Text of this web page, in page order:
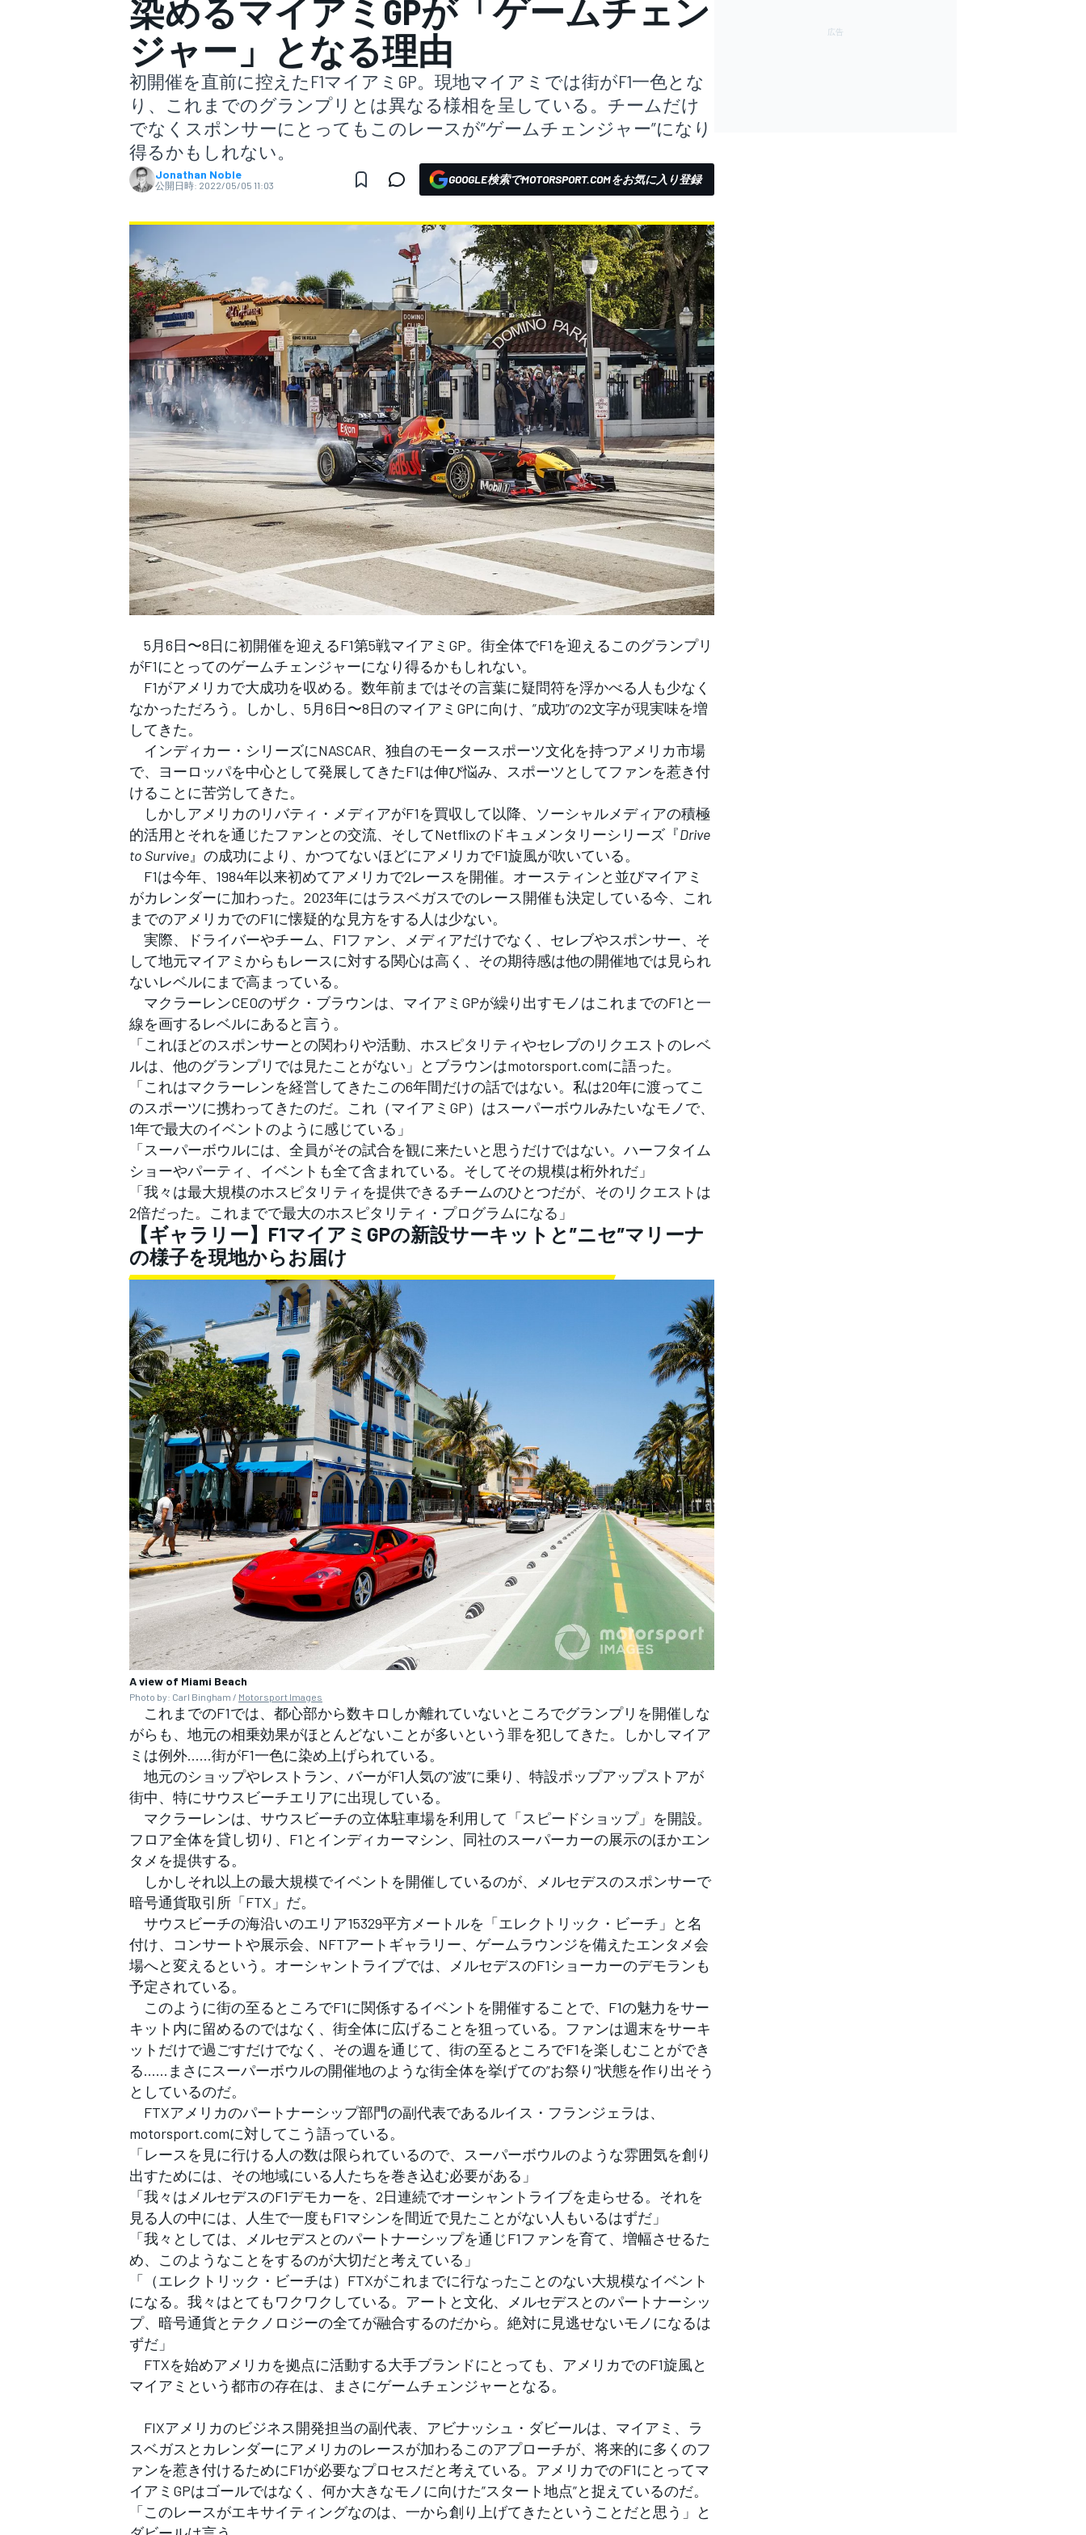
スーパーフォーミュラ
スーパーGT
WEC
フォーミュラE
すべてのカテゴリー
染めるマイアミGPが「ゲームチェン
ジャー」となる理由
初開催を直前に控えたF1マイアミGP。現地マイアミでは街がF1一色とな
り、これまでのグランプリとは異なる様相を呈している。チームだけ
でなくスポンサーにとってもこのレースが”ゲームチェンジャー”になり
得るかもしれない。
Jonathan Noble
公開日時: 2022/05/05 11:03 GOOGLE検索でMOTORSPORT.COMをお気に入り登録
5月6日〜8日に初開催を迎えるF1第5戦マイアミGP。街全体でF1を迎えるこのグランプリ
がF1にとってのゲームチェンジャーになり得るかもしれない。
F1がアメリカで大成功を収める。数年前まではその言葉に疑問符を浮かべる人も少なく
なかっただろう。しかし、5月6日〜8日のマイアミGPに向け、”成功”の2文字が現実味を増
してきた。
インディカー・シリーズにNASCAR、独自のモータースポーツ文化を持つアメリカ市場
で、ヨーロッパを中心として発展してきたF1は伸び悩み、スポーツとしてファンを惹き付
けることに苦労してきた。
しかしアメリカのリバティ・メディアがF1を買収して以降、ソーシャルメディアの積極
的活用とそれを通じたファンとの交流、そしてNetflixのドキュメンタリーシリーズ『Drive
to Survive 』の成功により、かつてないほどにアメリカでF1旋風が吹いている。
F1は今年、1984年以来初めてアメリカで2レースを開催。オースティンと並びマイアミ
がカレンダーに加わった。2023年にはラスベガスでのレース開催も決定している今、これ
までのアメリカでのF1に懐疑的な見方をする人は少ない。
実際、ドライバーやチーム、F1ファン、メディアだけでなく、セレブやスポンサー、そ
して地元マイアミからもレースに対する関心は高く、その期待感は他の開催地では見られ
ないレベルにまで高まっている。
マクラーレンCEOのザク・ブラウンは、マイアミGPが繰り出すモノはこれまでのF1と一
線を画するレベルにあると言う。
「これほどのスポンサーとの関わりや活動、ホスピタリティやセレブのリクエストのレベ
ルは、他のグランプリでは見たことがない」とブラウンはmotorsport.comに語った。
「これはマクラーレンを経営してきたこの6年間だけの話ではない。私は20年に渡ってこ
のスポーツに携わってきたのだ。これ（マイアミGP）はスーパーボウルみたいなモノで、
1年で最大のイベントのように感じている」
「スーパーボウルには、全員がその試合を観に来たいと思うだけではない。ハーフタイム
ショーやパーティ、イベントも全て含まれている。そしてその規模は桁外れだ」
「我々は最大規模のホスピタリティを提供できるチームのひとつだが、そのリクエストは
2倍だった。これまでで最大のホスピタリティ・プログラムになる」
【ギャラリー】F1マイアミGPの新設サーキットと”ニセ”マリーナ
の様子を現地からお届け
A view of Miami Beach
Photo by: Carl Bingham / Motorsport Images
これまでのF1では、都心部から数キロしか離れていないところでグランプリを開催しな
がらも、地元の相乗効果がほとんどないことが多いという罪を犯してきた。しかしマイア
ミは例外……街がF1一色に染め上げられている。
地元のショップやレストラン、バーがF1人気の”波”に乗り、特設ポップアップストアが
街中、特にサウスビーチエリアに出現している。
マクラーレンは、サウスビーチの立体駐車場を利用して「スピードショップ」を開設。
フロア全体を貸し切り、F1とインディカーマシン、同社のスーパーカーの展示のほかエン
タメを提供する。
しかしそれ以上の最大規模でイベントを開催しているのが、メルセデスのスポンサーで
暗号通貨取引所「FTX」だ。
サウスビーチの海沿いのエリア15329平方メートルを「エレクトリック・ビーチ」と名
付け、コンサートや展示会、NFTアートギャラリー、ゲームラウンジを備えたエンタメ会
場へと変えるという。オーシャントライブでは、メルセデスのF1ショーカーのデモランも
予定されている。
このように街の至るところでF1に関係するイベントを開催することで、F1の魅力をサー
キット内に留めるのではなく、街全体に広げることを狙っている。ファンは週末をサーキ
ットだけで過ごすだけでなく、その週を通じて、街の至るところでF1を楽しむことができ
る……まさにスーパーボウルの開催地のような街全体を挙げての”お祭り”状態を作り出そう
としているのだ。
FTXアメリカのパートナーシップ部門の副代表であるルイス・フランジェラは、
motorsport.comに対してこう語っている。
「レースを見に行ける人の数は限られているので、スーパーボウルのような雰囲気を創り
出すためには、その地域にいる人たちを巻き込む必要がある」
「我々はメルセデスのF1デモカーを、2日連続でオーシャントライブを走らせる。それを
見る人の中には、人生で一度もF1マシンを間近で見たことがない人もいるはずだ」
「我々としては、メルセデスとのパートナーシップを通じF1ファンを育て、増幅させるた
め、このようなことをするのが大切だと考えている」
「（エレクトリック・ビーチは）FTXがこれまでに行なったことのない大規模なイベント
になる。我々はとてもワクワクしている。アートと文化、メルセデスとのパートナーシッ
プ、暗号通貨とテクノロジーの全てが融合するのだから。絶対に見逃せないモノになるは
ずだ」
FTXを始めアメリカを拠点に活動する大手ブランドにとっても、アメリカでのF1旋風と
マイアミという都市の存在は、まさにゲームチェンジャーとなる。
FIXアメリカのビジネス開発担当の副代表、アビナッシュ・ダビールは、マイアミ、ラ
スベガスとカレンダーにアメリカのレースが加わるこのアプローチが、将来的に多くのフ
ァンを惹き付けるためにF1が必要なプロセスだと考えている。アメリカでのF1にとってマ
イアミGPはゴールではなく、何か大きなモノに向けた”スタート地点”と捉えているのだ。
「このレースがエキサイティングなのは、一から創り上げてきたということだと思う」と